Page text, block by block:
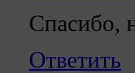
Спасибо,
Ответить